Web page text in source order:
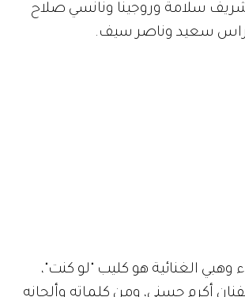
سلامة وروجينا ونانسي صلاح
سعيد وناصر سيف.
وهبي الغنائية هو كليب "لو كنت"،